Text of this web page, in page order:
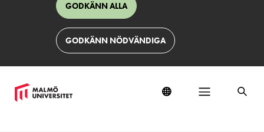
GODKÄNN ALLA
GODKÄNN NÖDVÄNDIGA